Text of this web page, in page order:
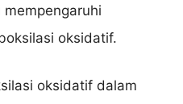
oksidatif.
oksidatif dalam